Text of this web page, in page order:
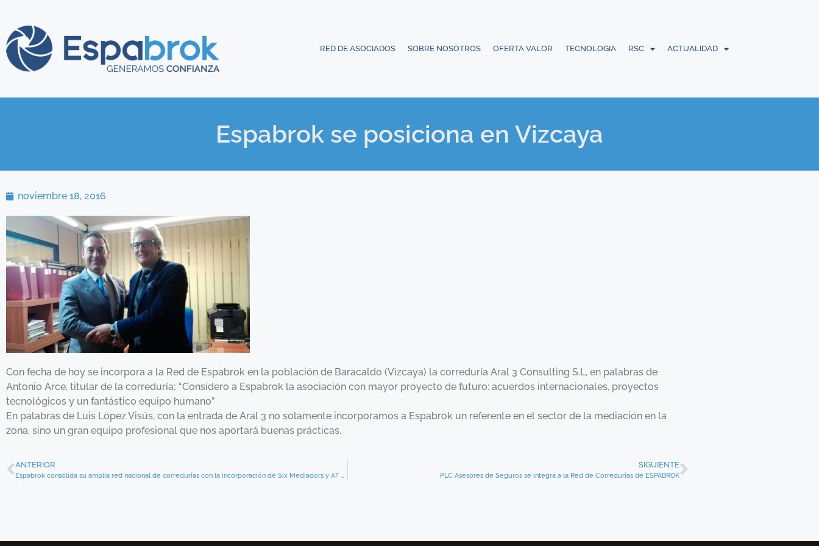
RED DE ASOCIADOS SOBRE NOSOTROS OFERTA VALOR TECNOLOGIA RSC ACTUALIDAD
Espabrok se posiciona en Vizcaya
noviembre 18, 2016
Con fecha de hoy se incorpora a la Red de Espabrok en la población de Baracaldo (Vizcaya) la correduría Aral 3 Consulting S.L, en palabras de
Antonio Arce, titular de la correduría; “Considero a Espabrok la asociación con mayor proyecto de futuro: acuerdos internacionales, proyectos
tecnológicos y un fantástico equipo humano”
En palabras de Luis López Visús, con la entrada de Aral 3 no solamente incorporamos a Espabrok un referente en el sector de la mediación en la
zona, sino un gran equipo profesional que nos aportará buenas prácticas.
ANTERIOR
Espabrok consolida su amplia red nacional de corredurías con la incorporación de Six Mediadors y AF Rioja
SIGUIENTE
PLC Asesores de Seguros se integra a la Red de Corredurías de ESPABROK